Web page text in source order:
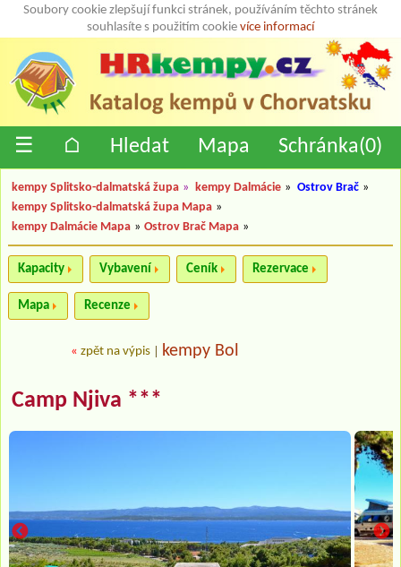
Soubory cookie zlepšují funkci stránek, používáním těchto stránek
souhlasíte s použitím cookie více informací
☰ ⌂ Hledat Mapa Schránka(0)
kempy Splitsko-dalmatská župa » kempy Dalmácie » Ostrov Brač »
kempy Splitsko-dalmatská župa Mapa »
kempy Dalmácie Mapa » Ostrov Brač Mapa »
Kapacity Vybavení Ceník Rezervace
Mapa Recenze
« zpět na výpis kempy Bol
Camp Njiva ***